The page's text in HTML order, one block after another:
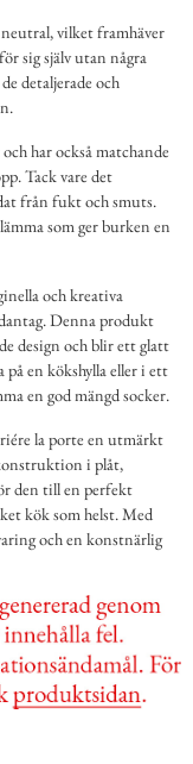
vilket framhäver
sig själv utan några
detaljerade och
har också matchande
Tack vare det
från fukt och smuts.
som ger burken en
och kreativa
Denna produkt
design och blir ett glatt
en kökshylla eller i ett
en god mängd socker.
la porte en utmärkt
i plåt,
den till en perfekt
kök som helst. Med
och en konstnärlig